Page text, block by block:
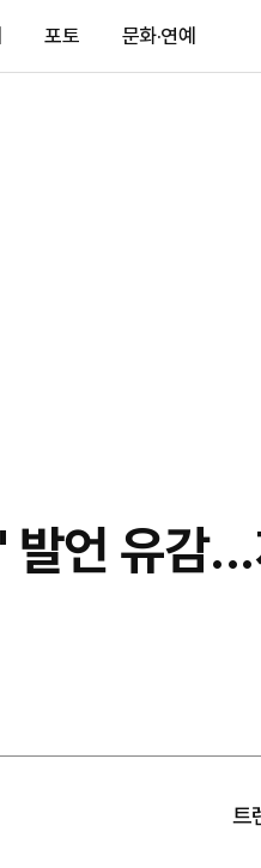
포토 문화·연예
언 유감
트